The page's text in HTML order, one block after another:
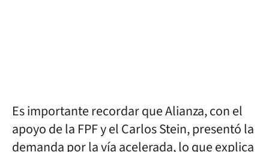
Es importante recordar que Alianza, con el
apoyo de la FPF y el Carlos Stein, presentó la
demanda por la vía acelerada, lo que explica